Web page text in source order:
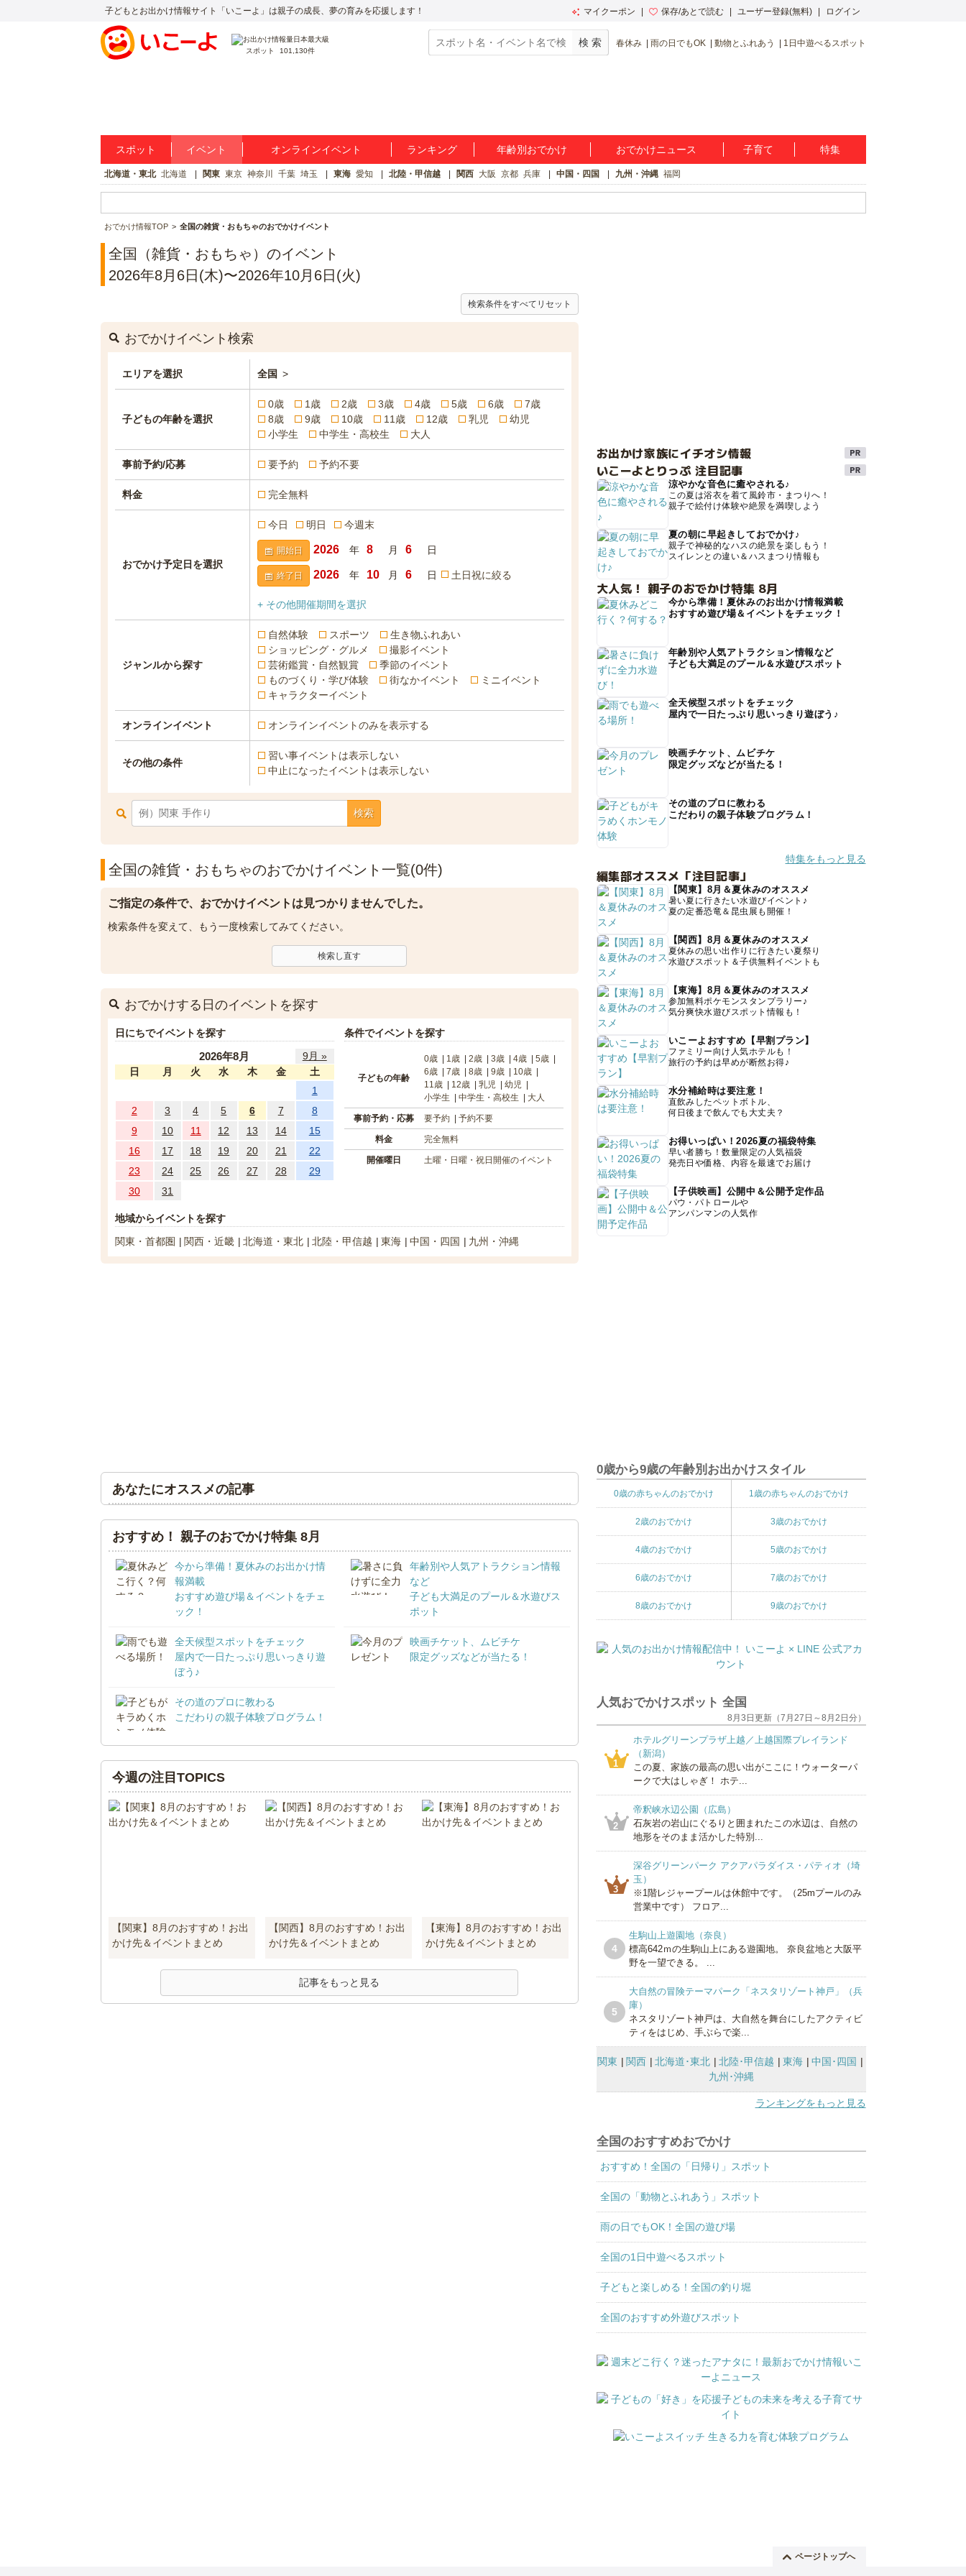
子どもとお出かけ情報サイト「いこーよ」は親子の成長、夢の育みを応援します！ マイクーポン 保存/あとで読む ユーザー登録(無料) ログイン
スポット 101,130件
春休み 雨の日でもOK 動物とふれあう 1日中遊べるスポット
スポット イベント オンラインイベント ランキング 年齢別おでかけ おでかけニュース 子育て 特集
北海道・東北 北海道 関東 東京 神奈川 千葉 埼玉 東海 愛知 北陸・甲信越 関西 大阪 京都 兵庫 中国・四国 九州・沖縄 福岡
おでかけ情報TOP 全国の雑貨・おもちゃのおでかけイベント
全国（雑貨・おもちゃ）のイベント
2026年8月6日(木)〜2026年10月6日(火)
検索条件をすべてリセット
おでかけイベント検索
エリアを選択 全国 >
子どもの年齢を選択
0歳 1歳 2歳 3歳 4歳 5歳 6歳
7歳
8歳
9歳 10歳 11歳 12歳 乳児
幼児
小学生
中学生・高校生 大人
事前予約/応募 要予約 予約不要
料金 完全無料
おでかけ予定日を選択
今日 明日 今週末
開始日 年 月 日
終了日 年 月 日 土日祝に絞る
+ その他開催期間を選択
ジャンルから探す
自然体験 スポーツ
生き物ふれあい
ショッピング・グルメ
撮影イベント
芸術鑑賞・自然観賞
季節のイベント
ものづくり・学び体験
街なかイベント
ミニイベント
キャラクターイベント
オンラインイベント オンラインイベントのみを表示する
その他の条件
習い事イベントは表示しない
中止になったイベントは表示しない
検索
全国の雑貨・おもちゃのおでかけイベント一覧(0件)
ご指定の条件で、おでかけイベントは見つかりませんでした。
検索条件を変えて、もう一度検索してみてください。
検索し直す
おでかけする日のイベントを探す
日にちでイベントを探す
2026年8月
9月 »
日
月 火 水 木 金
土
1
2
3 4 5 6 7
8
9
10 11 12 13 14
15
16
17 18 19 20 21
22
23
24 25 26 27 28
29
30
31
条件でイベントを探す
子どもの年齢
0歳 1歳 2歳 3歳 4歳
5歳
6歳
7歳 8歳 9歳
10歳
11歳
12歳 乳児
幼児
小学生
中学生・高校生 大人
事前予約・応募 要予約 予約不要
料金 完全無料
開催曜日 土曜・日曜・祝日開催のイベント
地域からイベントを探す
関東・首都圏
関西・近畿 北海道・東北 北陸・甲信越 東海 中国・四国 九州・沖縄
あなたにオススメの記事
おすすめ！ 親子のおでかけ特集 8月
今から準備！夏休みのお出かけ情
報満載
おすすめ遊び場＆イベントをチェ
ック！
年齢別や人気アトラクション情報
など
子ども大満足のプール＆水遊びス
ポット
全天候型スポットをチェック
屋内で一日たっぷり思いっきり遊
ぼう♪
映画チケット、ムビチケ
限定グッズなどが当たる！
その道のプロに教わる
こだわりの親子体験プログラム！
今週の注目TOPICS
【関東】8月のおすすめ！お出
かけ先＆イベントまとめ
【関西】8月のおすすめ！お出
かけ先＆イベントまとめ
【東海】8月のおすすめ！お出
かけ先＆イベントまとめ
記事をもっと見る
お出かけ家族にイチオシ情報
いこーよとりっぷ 注目記事
涼やかな音色に癒やされる♪
この夏は浴衣を着て風鈴市・まつりへ！
親子で絵付け体験や絶景を満喫しよう
夏の朝に早起きしておでかけ♪
親子で神秘的なハスの絶景を楽しもう！
スイレンとの違い＆ハスまつり情報も
大人気！ 親子のおでかけ特集 8月
今から準備！夏休みのお出かけ情報満載
おすすめ遊び場＆イベントをチェック！
年齢別や人気アトラクション情報など
子ども大満足のプール＆水遊びスポット
全天候型スポットをチェック
屋内で一日たっぷり思いっきり遊ぼう♪
映画チケット、ムビチケ
限定グッズなどが当たる！
その道のプロに教わる
こだわりの親子体験プログラム！
特集をもっと見る
編集部オススメ「注目記事」
【関東】8月＆夏休みのオススメ
暑い夏に行きたい水遊びイベント♪
夏の定番恐竜＆昆虫展も開催！
【関西】8月＆夏休みのオススメ
夏休みの思い出作りに行きたい夏祭り
水遊びスポット＆子供無料イベントも
【東海】8月＆夏休みのオススメ
参加無料ポケモンスタンプラリー♪
気分爽快水遊びスポット情報も！
いこーよおすすめ【早割プラン】
ファミリー向け人気ホテルも！
旅行の予約は早めが断然お得♪
水分補給時は要注意！
直飲みしたペットボトル、
何日後まで飲んでも大丈夫？
お得いっぱい！2026夏の福袋特集
早い者勝ち！数量限定の人気福袋
発売日や価格、内容を最速でお届け
【子供映画】公開中＆公開予定作品
パウ・パトロールや
アンパンマンの人気作
0歳から9歳の年齢別お出かけスタイル
0歳の赤ちゃんのおでかけ 1歳の赤ちゃんのおでかけ
2歳のおでかけ 3歳のおでかけ
4歳のおでかけ 5歳のおでかけ
6歳のおでかけ 7歳のおでかけ
8歳のおでかけ 9歳のおでかけ
人気おでかけスポット 全国
8月3日更新（7月27日～8月2日分）
1
ホテルグリーンプラザ上越／上越国際プレイランド
（新潟）
この夏、家族の最高の思い出がここに！ウォーターパ
ークで大はしゃぎ！ ホテ...
2
帝釈峡水辺公園（広島）
石灰岩の岩山にぐるりと囲まれたこの水辺は、自然の
地形をそのまま活かした特別...
3
深谷グリーンパーク アクアパラダイス・パティオ（埼
玉）
※1階レジャープールは休館中です。（25mプールのみ
営業中です） フロア...
4
生駒山上遊園地（奈良）
標高642ｍの生駒山上にある遊園地。 奈良盆地と大阪平
野を一望できる。 ...
5
大自然の冒険テーマパーク「ネスタリゾート神戸」（兵
庫）
ネスタリゾート神戸は、大自然を舞台にしたアクティビ
ティをはじめ、手ぶらで楽...
関東 関西 北海道･東北 北陸･甲信越 東海
中国･四国
九州･沖縄
ランキングをもっと見る
全国のおすすめおでかけ
おすすめ！全国の「日帰り」スポット
全国の「動物とふれあう」スポット
雨の日でもOK！全国の遊び場
全国の1日中遊べるスポット
子どもと楽しめる！全国の釣り堀
全国のおすすめ外遊びスポット
ページトップへ